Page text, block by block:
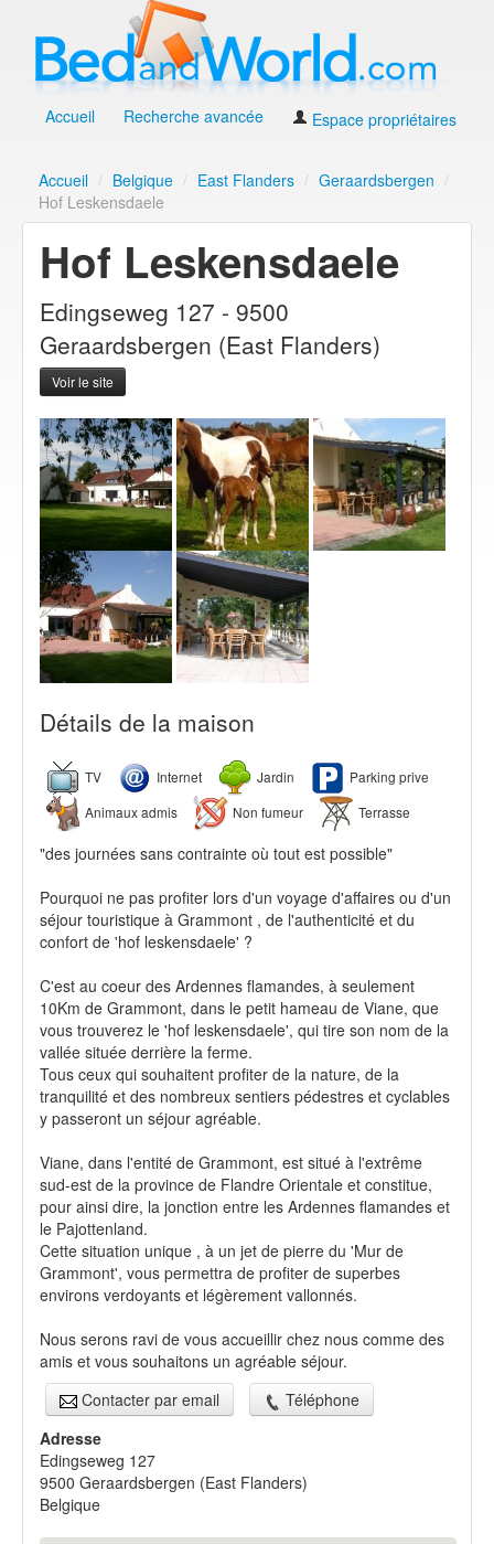
Accueil Recherche avancée Espace propriétaires
Accueil / Belgique / East Flanders / Geraardsbergen /
Hof Leskensdaele
Hof Leskensdaele
Edingseweg 127 - 9500
Geraardsbergen (East Flanders)
Voir le site
Détails de la maison
TV Internet Jardin
Parking prive
Animaux admis
Non fumeur Terrasse
"des journées sans contrainte où tout est possible"
Pourquoi ne pas profiter lors d'un voyage d'affaires ou d'un
séjour touristique à Grammont , de l'authenticité et du
confort de 'hof leskensdaele' ?
C'est au coeur des Ardennes flamandes, à seulement
10Km de Grammont, dans le petit hameau de Viane, que
vous trouverez le 'hof leskensdaele', qui tire son nom de la
vallée située derrière la ferme.
Tous ceux qui souhaitent profiter de la nature, de la
tranquilité et des nombreux sentiers pédestres et cyclables
y passeront un séjour agréable.
Viane, dans l'entité de Grammont, est situé à l'extrême
sud-est de la province de Flandre Orientale et constitue,
pour ainsi dire, la jonction entre les Ardennes flamandes et
le Pajottenland.
Cette situation unique , à un jet de pierre du 'Mur de
Grammont', vous permettra de profiter de superbes
environs verdoyants et légèrement vallonnés.
Nous serons ravi de vous accueillir chez nous comme des
amis et vous souhaitons un agréable séjour.
Contacter par email
Téléphone
Adresse
Edingseweg 127
9500 Geraardsbergen (East Flanders)
Belgique